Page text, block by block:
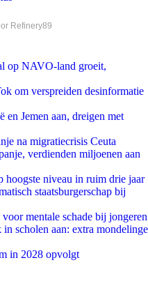
Refinery89
op NAVO-land groeit,
om verspreiden desinformatie
Jemen aan, dreigen met
na migratiecrisis Ceuta
verdienden miljoenen aan
niveau in ruim drie jaar
staatsburgerschap bij
mentale schade bij jongeren
scholen aan: extra mondelinge
in 2028 opvolgt